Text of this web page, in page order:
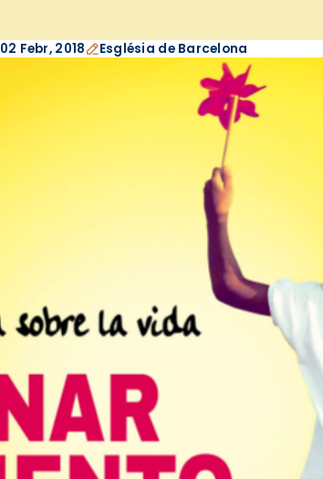
02 Febr, 2018 Església de Barcelona